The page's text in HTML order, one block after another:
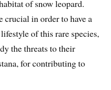
of snow leopard.
crucial in order to have a
of this rare species,
the threats to their
for contributing to